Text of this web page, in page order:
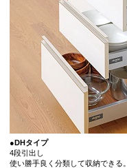
●DHタイプ
4段引出し
使い勝手良く分類して収納できる。